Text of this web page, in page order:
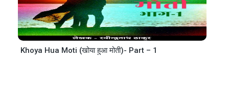
Khoya Hua Moti (खोया हुआ मोती)- Part – 1